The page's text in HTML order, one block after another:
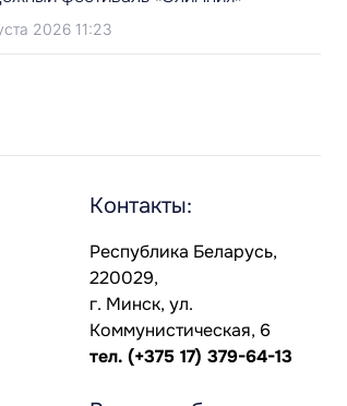
2026 11:23
Контакты:
Республика Беларусь,
220029,
г. Минск, ул.
Коммунистическая, 6
тел. (+375 17) 379-64-13